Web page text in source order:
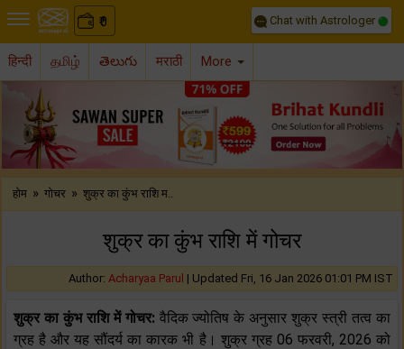
₹
0 Chat with Astrologer
हिन्दी தமிழ் తెలుగు मराठी More
Previous
होम » गोचर » शुक्र का कुंभ राशि म..
शुक्र का कुंभ राशि में गोचर
Author: Acharyaa Parul | Updated Fri, 16 Jan 2026 01:01 PM IST
शुक्र का कुंभ राशि में गोचर: वैदिक ज्‍योतिष के अनुसार शुक्र स्‍त्री तत्‍व का
ग्रह है और यह सौंदर्य का कारक भी है। शुक्र ग्रह 06 फरवरी, 2026 को